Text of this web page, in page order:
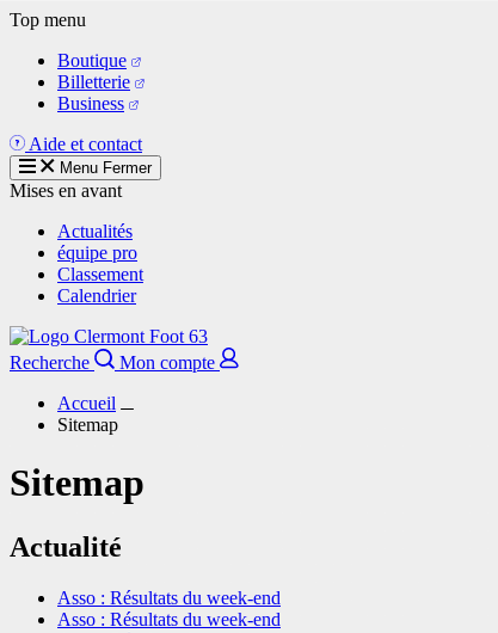
Aller
contenu
principal
Top menu
Boutique
Billetterie
Business
Aide et contact
Menu Fermer
Mises en avant
Actualités
équipe pro
Classement
Calendrier
Recherche
Mon compte
Accueil
Sitemap
Sitemap
Actualité
Asso : Résultats du week-end
Asso : Résultats du week-end